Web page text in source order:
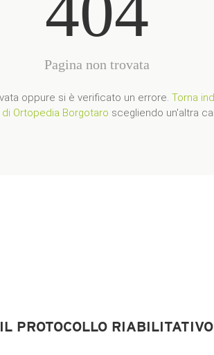
IL PROTOCOLLO RIABILITATIVO